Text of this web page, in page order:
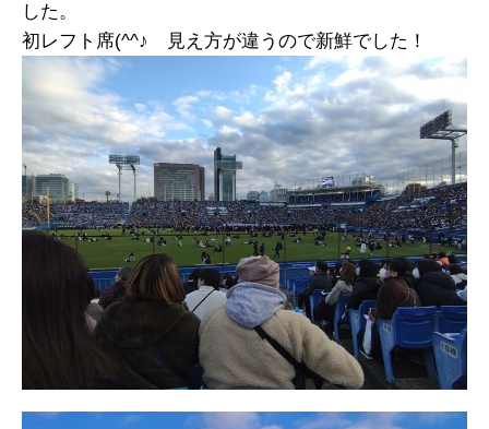
した。
初レフト席(^^♪ 見え方が違うので新鮮でした！